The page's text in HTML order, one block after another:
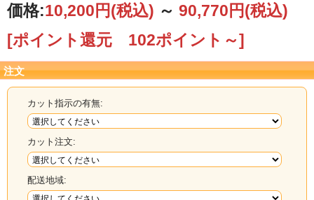
価格:10,200円(税込) ～ 90,770円(税込)
[ポイント還元 102ポイント～]
注文
カット指示の有無:
カット注文:
配送地域: